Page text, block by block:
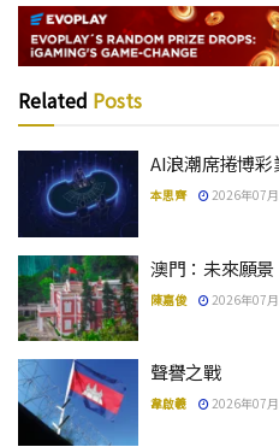
Related Posts
AI浪潮席捲博彩
本思齊 2026年07
澳門：未來願景
陳嘉俊 2026年07
聲譽之戰
韋啟羲 2026年07